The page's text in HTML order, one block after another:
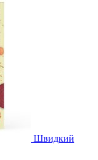
Швидкий